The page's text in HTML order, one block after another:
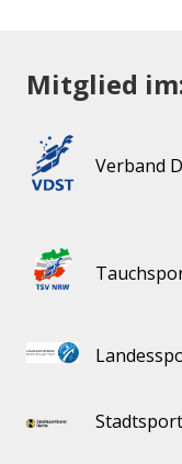
Mitglied
Verband